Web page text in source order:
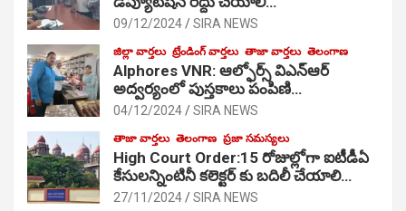
09/12/2024 SIRA NEWS
జిల్లా వార్తలు ట్రేండింగ్ వార్తలు తాజా వార్తలు తెలంగాణ
Alphores VNR: ఆల్ఫోర్స్ విఎన్ఆర్
అద్వర్యంలో పుస్తకాలు పంపిణి…
04/12/2024 SIRA NEWS
తాజా వార్తలు తెలంగాణ ప్రజా సమస్యలు
High Court Order:15 రోజుల్లోగా ఐటీడీఏ
కేసులన్నింటినీ కలెక్టర్ కు బదిలీ చేయాలి…
27/11/2024 SIRA NEWS